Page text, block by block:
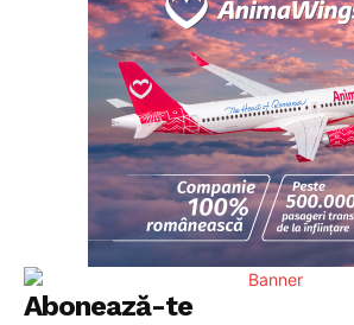
Politica cookie-uri
Politica de Confidențialitate
Publicitate
Abonează-te